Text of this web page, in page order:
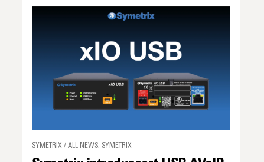
SYMETRIX / ALL NEWS, SYMETRIX